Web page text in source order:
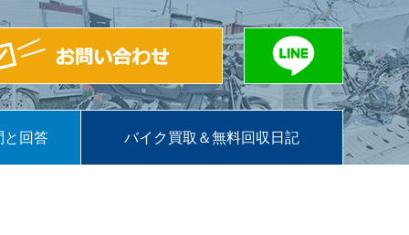
と回答 バイク買取＆無料回収日記